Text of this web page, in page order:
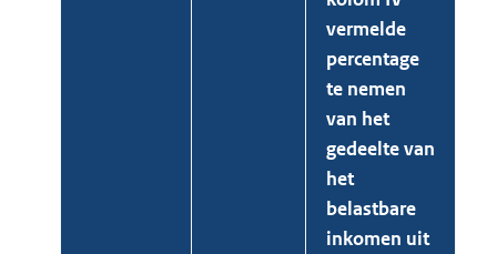
vermelde
percentage
te nemen
van het
gedeelte van
het
belastbare
inkomen uit